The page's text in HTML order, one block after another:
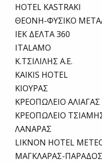
HOTEL KASTRAKI
ΘΕΟΝΗ-ΦΥΣΙΚΟ
ΙΕΚ ΔΕΛΤΑ 360
ITALAMO
Κ.ΤΣΙΛΙΛΗΣ Α.Ε.
KAIKIS HOTEL
ΚΙΟΥΡΑΣ
ΚΡΕΟΠΩΛΕΙΟ ΑΛΙΑΓΑΣ
ΚΡΕΟΠΩΛΕΙΟ
ΛΑΝΑΡΑΣ
LIKNON HOTEL
ΜΑΓΚΛΑΡΑΣ-